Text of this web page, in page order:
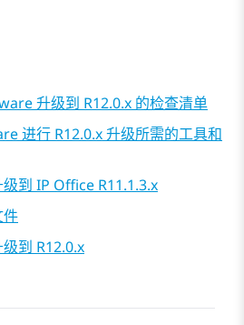
升级到 R12.0.x 的检查清单
进行 R12.0.x 升级所需的工具和
到 IP Office R11.1.3.x
件
到 R12.0.x